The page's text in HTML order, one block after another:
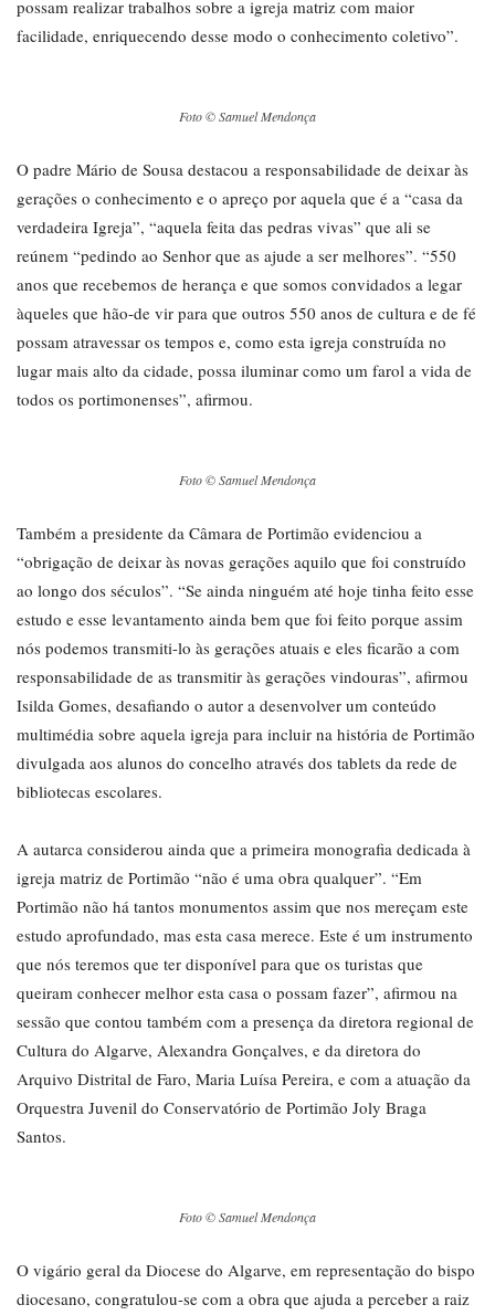
possam realizar trabalhos sobre a igreja matriz com maior
facilidade, enriquecendo desse modo o conhecimento coletivo”.
Foto © Samuel Mendonça
O padre Mário de Sousa destacou a responsabilidade de deixar às
gerações o conhecimento e o apreço por aquela que é a “casa da
verdadeira Igreja”, “aquela feita das pedras vivas” que ali se
reúnem “pedindo ao Senhor que as ajude a ser melhores”. “550
anos que recebemos de herança e que somos convidados a legar
àqueles que hão-de vir para que outros 550 anos de cultura e de fé
possam atravessar os tempos e, como esta igreja construída no
lugar mais alto da cidade, possa iluminar como um farol a vida de
todos os portimonenses”, afirmou.
Foto © Samuel Mendonça
Também a presidente da Câmara de Portimão evidenciou a
“obrigação de deixar às novas gerações aquilo que foi construído
ao longo dos séculos”. “Se ainda ninguém até hoje tinha feito esse
estudo e esse levantamento ainda bem que foi feito porque assim
nós podemos transmiti-lo às gerações atuais e eles ficarão a com
responsabilidade de as transmitir às gerações vindouras”, afirmou
Isilda Gomes, desafiando o autor a desenvolver um conteúdo
multimédia sobre aquela igreja para incluir na história de Portimão
divulgada aos alunos do concelho através dos tablets da rede de
bibliotecas escolares.
A autarca considerou ainda que a primeira monografia dedicada à
igreja matriz de Portimão “não é uma obra qualquer”. “Em
Portimão não há tantos monumentos assim que nos mereçam este
estudo aprofundado, mas esta casa merece. Este é um instrumento
que nós teremos que ter disponível para que os turistas que
queiram conhecer melhor esta casa o possam fazer”, afirmou na
sessão que contou também com a presença da diretora regional de
Cultura do Algarve, Alexandra Gonçalves, e da diretora do
Arquivo Distrital de Faro, Maria Luísa Pereira, e com a atuação da
Orquestra Juvenil do Conservatório de Portimão Joly Braga
Santos.
Foto © Samuel Mendonça
O vigário geral da Diocese do Algarve, em representação do bispo
diocesano, congratulou-se com a obra que ajuda a perceber a raiz